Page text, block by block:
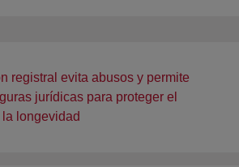
registral evita abusos y permite
jurídicas para proteger el
longevidad